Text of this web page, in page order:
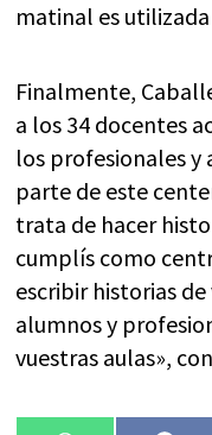
matinal es
Finalmente,
a los 34 docentes
los profesionales y
parte de este
trata de hacer
cumplís como
escribir historias
alumnos y
vuestras aulas»,